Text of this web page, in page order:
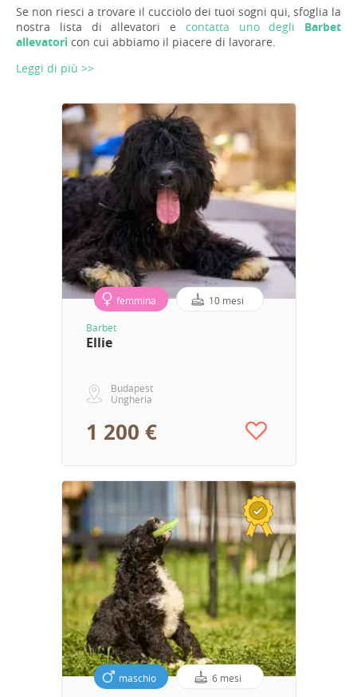
Se non riesci a trovare il cucciolo dei tuoi sogni qui, sfoglia la
nostra lista di allevatori e contatta uno degli Barbet
allevatori con cui abbiamo il piacere di lavorare.
Leggi di più >>
femmina 10 mesi
Barbet
Ellie
Budapest
Ungheria
1 200 €
maschio 6 mesi